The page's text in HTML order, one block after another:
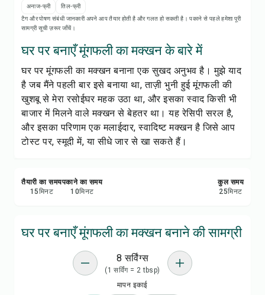
अनाज-फ्री
तिल-फ्री
टैग और पोषण संबंधी जानकारी अपने आप तैयार होती है और गलत हो सकती है। पकाने से पहले हमेशा पूरी
सामग्री सूची ज़रूर जाँचें।
घर पर बनाएँ मूंगफली का मक्खन के बारे में
घर पर मूंगफली का मक्खन बनाना एक सुखद अनुभव है। मुझे याद
है जब मैंने पहली बार इसे बनाया था, ताज़ी भुनी हुई मूंगफली की
खुशबू से मेरा रसोईघर महक उठा था, और इसका स्वाद किसी भी
बाजार में मिलने वाले मक्खन से बेहतर था। यह रेसिपी सरल है,
और इसका परिणाम एक मलाईदार, स्वादिष्ट मक्खन है जिसे आप
टोस्ट पर, स्मूदी में, या सीधे जार से खा सकते हैं।
तैयारी का समय
15मिनट
पकाने का समय
10मिनट
कुल समय
25मिनट
घर पर बनाएँ मूंगफली का मक्खन बनाने की सामग्री
8 सर्विंग्स
(1 सर्विंग = 2 tbsp)
मापन इकाई